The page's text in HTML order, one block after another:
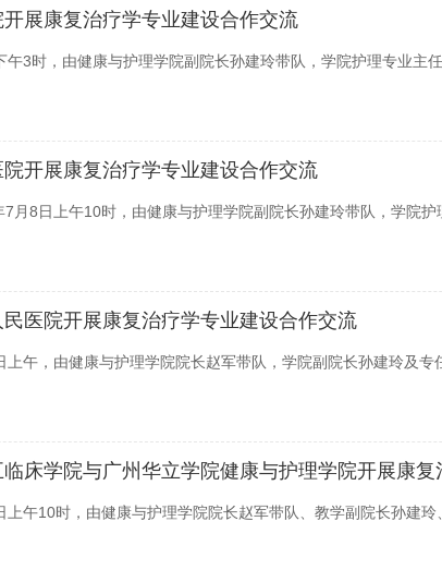
展康复治疗学专业建设合作交流
3时，由健康与护理学院副院长孙建玲带队，学院护理专业主
开展康复治疗学专业建设合作交流
8日上午10时，由健康与护理学院副院长孙建玲带队，学院
医院开展康复治疗学专业建设合作交流
午，由健康与护理学院院长赵军带队，学院副院长孙建玲及
床学院与广州华立学院健康与护理学院开展康
午10时，由健康与护理学院院长赵军带队、教学副院长孙建